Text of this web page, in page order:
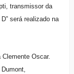
transmissor da
será realizado na
Oscar.